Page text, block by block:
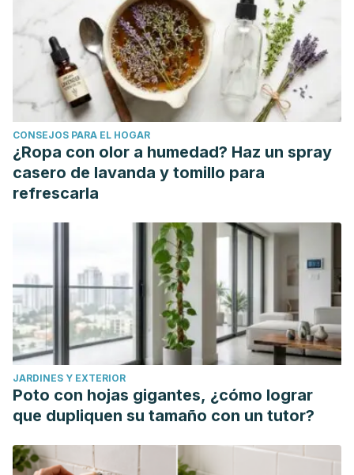
CONSEJOS PARA EL HOGAR
¿Ropa con olor a humedad? Haz un spray
casero de lavanda y tomillo para
refrescarla
JARDINES Y EXTERIOR
Poto con hojas gigantes, ¿cómo lograr
que dupliquen su tamaño con un tutor?